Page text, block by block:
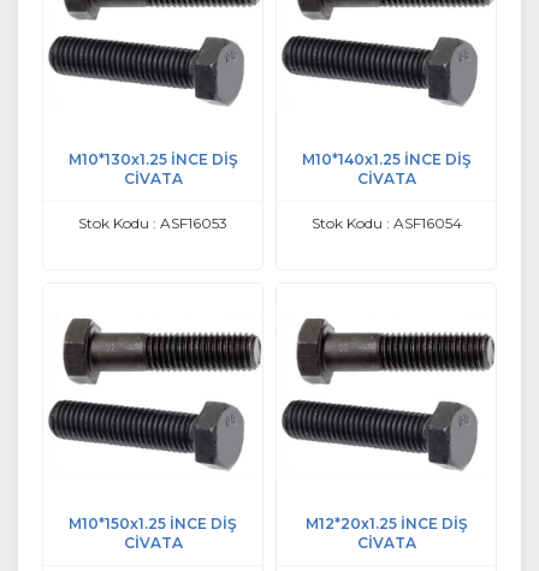
M10*130x1.25 İNCE DİŞ
CİVATA
Stok Kodu : ASF16053
M10*140x1.25 İNCE DİŞ
CİVATA
Stok Kodu : ASF16054
M10*150x1.25 İNCE DİŞ
CİVATA
M12*20x1.25 İNCE DİŞ
CİVATA